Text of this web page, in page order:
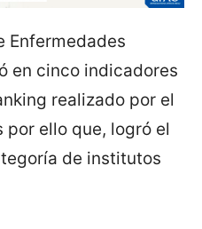
Enfermedades
en cinco indicadores
realizado por el
por ello que, logró el
de institutos